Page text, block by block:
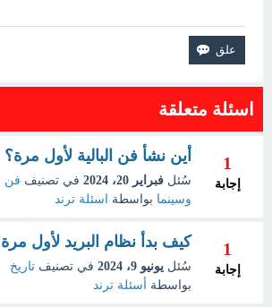
اسئلة متعلقة
1
إجابة
أين نشأ فن البالية لأول مرة؟
سُئل فبراير 20، 2024 في تصنيف فن
وسينما بواسطة اسئلة ترند
1
إجابة
كيف بدأ نظام البريد لأول
سُئل يونيو 9، 2024 في تصنيف تاريخ
بواسطة أسئلة ترند